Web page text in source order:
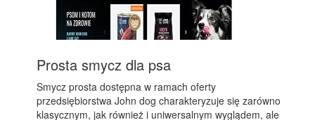
Prosta smycz dla psa
Smycz prosta dostępna w ramach oferty
przedsiębiorstwa John dog charakteryzuje się zarówno
klasycznym, jak również i uniwersalnym wyglądem, ale